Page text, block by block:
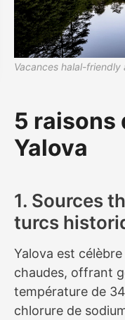
Vacances halal-friendly
5 raisons
Yalova
1. Sources
turcs
Yalova est
chaudes, offrant
température de
chlorure de